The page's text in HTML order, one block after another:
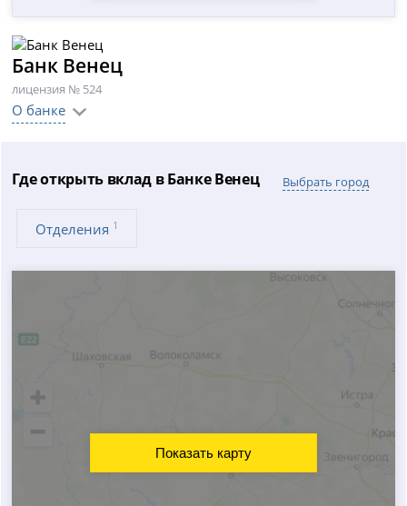
Банк Венец
лицензия № 524
О банке
Где открыть вклад в Банке Венец Выбрать город
Отделения 1
Показать карту